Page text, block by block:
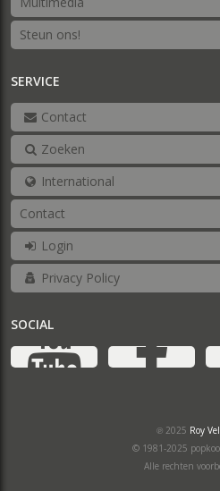
Steun ons!
SERVICE
Contact
Zoeken
International
Contact
Login
Privacy Policy
SOCIAL
℗ 2025 Roy
© 1981-2025
Alle rechten